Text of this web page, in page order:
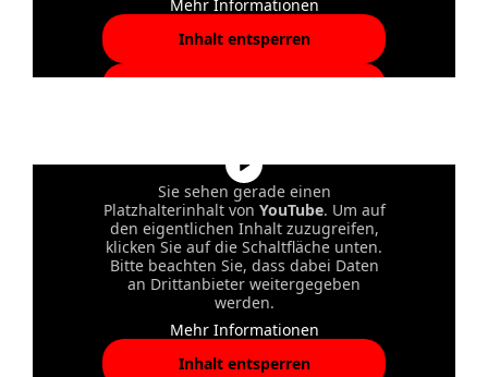
Mehr Informationen
Inhalt entsperren
Sie sehen gerade einen
Platzhalterinhalt von YouTube. Um auf
den eigentlichen Inhalt zuzugreifen,
klicken Sie auf die Schaltfläche unten.
Bitte beachten Sie, dass dabei Daten
an Drittanbieter weitergegeben
werden.
Mehr Informationen
Inhalt entsperren